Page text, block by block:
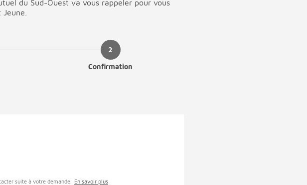
du Sud-Ouest va vous rappeler pour vous
Confirmation
suite à votre demande.
En savoir plus